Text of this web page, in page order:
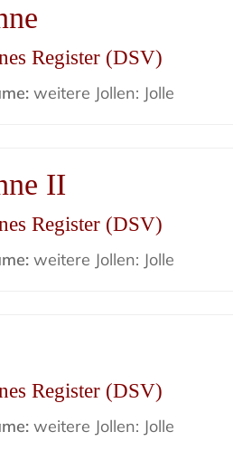
Register (DSV)
weitere Jollen: Jolle
II
Register (DSV)
weitere Jollen: Jolle
Register (DSV)
weitere Jollen: Jolle